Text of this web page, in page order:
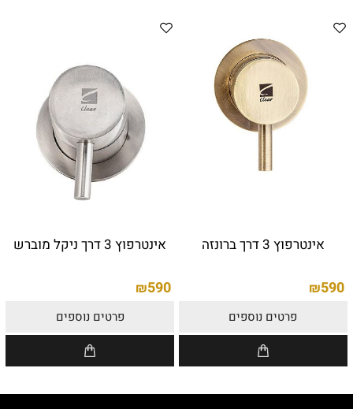
אינטרפוץ 3 דרך ברונזה
₪590
פרטים נוספים
אינטרפוץ 3 דרך ניקל מוברש
₪590
פרטים נוספים